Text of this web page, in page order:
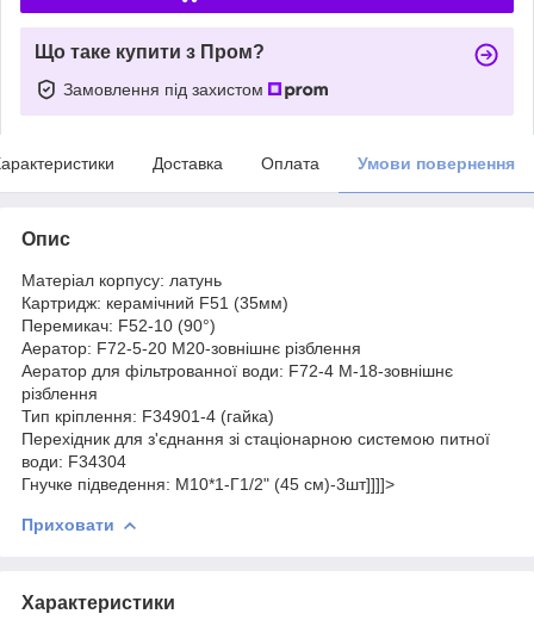
Що таке купити з Пром?
Замовлення під захистом
Доставка Оплата Умови повернення
Опис
Матеріал корпусу: латунь
Картридж: керамічний F51 (35мм)
Перемикач: F52-10 (90°)
Аератор: F72-5-20 М20-зовнішнє різблення
Аератор для фільтрованної води: F72-4 М-18-зовнішнє
різблення
Тип кріплення: F34901-4 (гайка)
Перехідник для з'єднання зі стаціонарною системою питної
води: F34304
Гнучке підведення: М10*1-Г1/2" (45 см)-3шт]]]]>
Приховати
Характеристики